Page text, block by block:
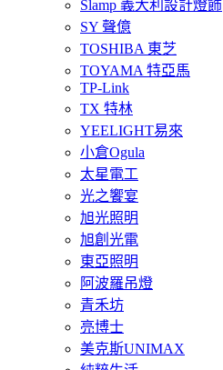
Slamp 義大利設計燈飾
SY 聲億
TOSHIBA 東芝
TOYAMA 特亞馬
TP-Link
TX 特林
YEELIGHT易來
小倉Ogula
太星電工
光之饗宴
旭光照明
旭創光電
東亞照明
阿波羅吊燈
青禾坊
亮博士
美克斯UNIMAX